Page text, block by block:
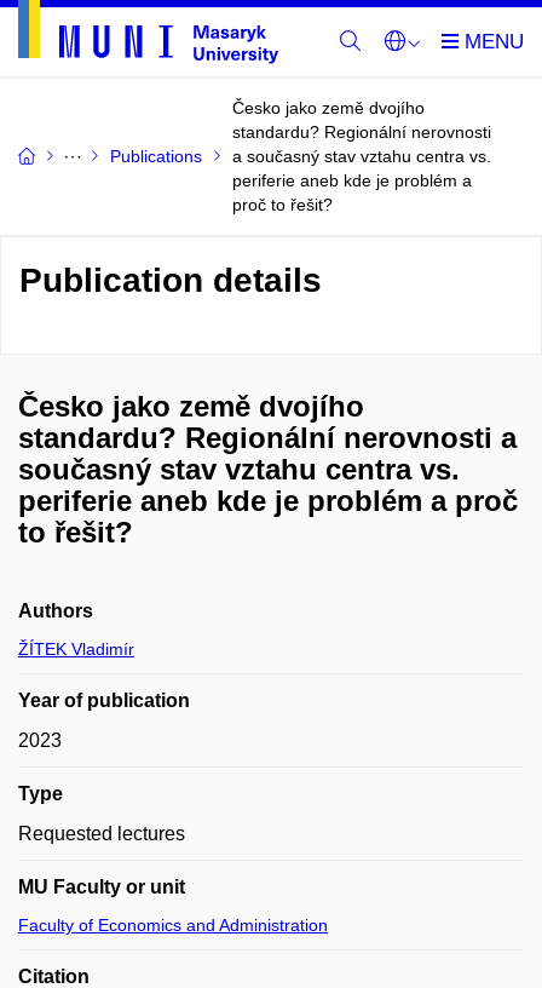
Publications
Česko jako země dvojího
standardu? Regionální nerovnosti
a současný stav vztahu centra vs.
periferie aneb kde je problém a
proč to řešit?
Publication details
Česko jako země dvojího
standardu? Regionální nerovnosti a
současný stav vztahu centra vs.
periferie aneb kde je problém a proč
to řešit?
Authors
ŽÍTEK Vladimír
Year of publication
2023
Type
Requested lectures
MU Faculty or unit
Faculty of Economics and Administration
Citation